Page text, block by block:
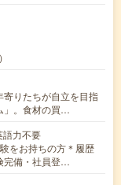
りたちが自立を目指
」。食材の買…
語力不要
をお持ちの方＊履歴
完備・社員登…